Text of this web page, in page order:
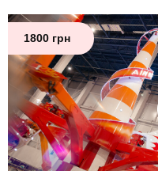
1800 грн